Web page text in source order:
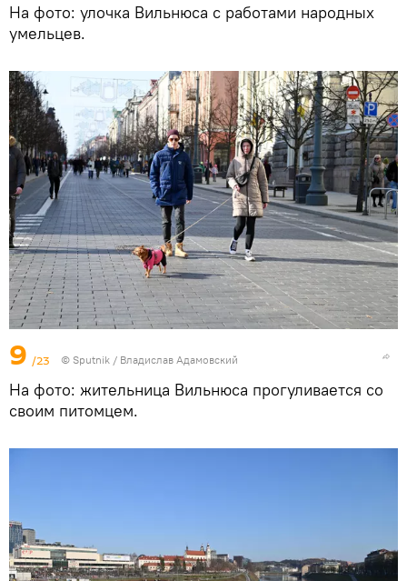
На фото: улочка Вильнюса с работами народных
умельцев.
9 /23 © Sputnik / Владислав Адамовский
На фото: жительница Вильнюса прогуливается со
своим питомцем.